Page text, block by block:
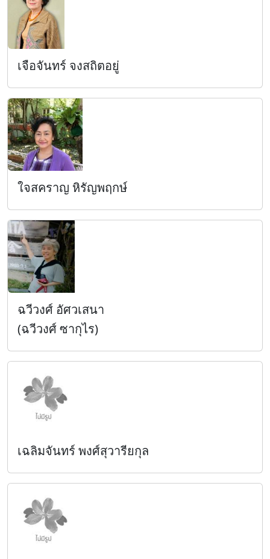
เจือจันทร์ จงสถิตอยู่
ใจสคราญ หิรัญพฤกษ์
ฉวีวงศ์ อัศวเสนา
(ฉวีวงศ์ ซากุไร)
เฉลิมจันทร์ พงศ์สุวารียกุล